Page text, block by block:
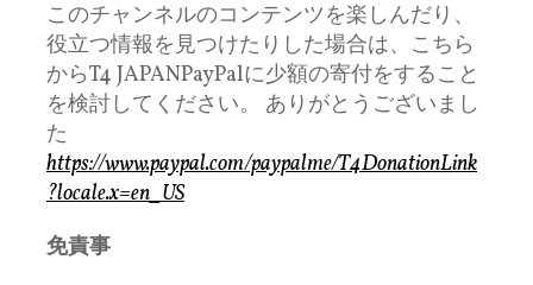
このチャンネルのコンテンツを楽しんだり、
役立つ情報を見つけたりした場合は、こちら
からT4 JAPANPayPalに少額の寄付をすること
を検討してください。 ありがとうございまし
た
https://www.paypal.com/paypalme/T4DonationLink
?locale.x=en_US
免責事